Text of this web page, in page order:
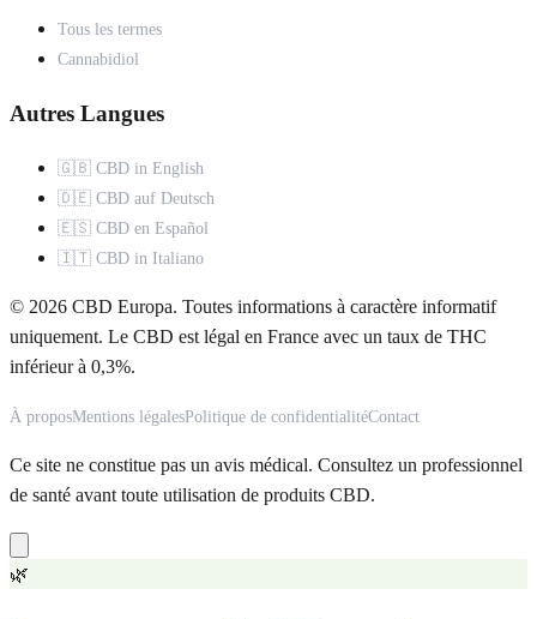
Tous les termes
Cannabidiol
Autres Langues
🇬🇧 CBD in English
🇩🇪 CBD auf Deutsch
🇪🇸 CBD en Español
🇮🇹 CBD in Italiano
© 2026 CBD Europa. Toutes informations à caractère informatif
uniquement. Le CBD est légal en France avec un taux de THC
inférieur à 0,3%.
À proposMentions légalesPolitique de confidentialitéContact
Ce site ne constitue pas un avis médical. Consultez un professionnel
de santé avant toute utilisation de produits CBD.
🌿